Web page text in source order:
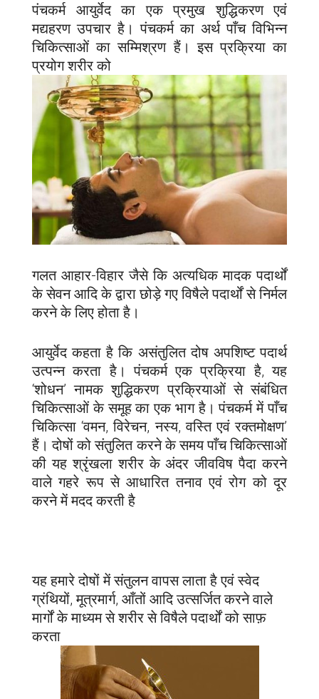
पंचकर्म आयुर्वेद का एक प्रमुख शुद्धिकरण एवं
मद्यहरण उपचार है। पंचकर्म का अर्थ पाँच विभिन्न
चिकित्साओं का सम्मिश्रण हैं। इस प्रक्रिया का
प्रयोग शरीर को
गलत आहार-विहार जैसे कि अत्यधिक मादक पदार्थों
के सेवन आदि के द्वारा छोड़े गए विषैले पदार्थों से निर्मल
करने के लिए होता है।
आयुर्वेद कहता है कि असंतुलित दोष अपशिष्ट पदार्थ
उत्पन्न करता है। पंचकर्म एक प्रक्रिया है, यह
‘शोधन’ नामक शुद्धिकरण प्रक्रियाओं से संबंधित
चिकित्साओं के समूह का एक भाग है। पंचकर्म में पाँच
चिकित्सा ‘वमन, विरेचन, नस्य, वस्ति एवं रक्तमोक्षण’
हैं। दोषों को संतुलित करने के समय पाँच चिकित्साओं
की यह श्रृंखला शरीर के अंदर जीवविष पैदा करने
वाले गहरे रूप से आधारित तनाव एवं रोग को दूर
करने में मदद करती है
यह हमारे दोषों में संतुलन वापस लाता है एवं स्वेद
ग्रंथियों, मूत्रमार्ग, आँतों आदि उत्सर्जित करने वाले
मार्गों के माध्यम से शरीर से विषैले पदार्थों को साफ़
करता